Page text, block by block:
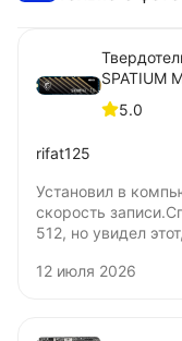
SPATIUM
5.0
rifat125
Установил в
скорость
512, но увидел
только, бумажную
12 июля 2026